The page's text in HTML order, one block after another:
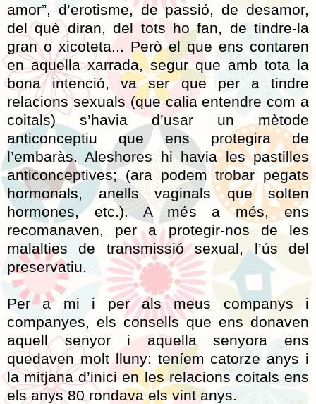
amor”, d’erotisme, de passió, de desamor,
del què diran, del tots ho fan, de tindre-la
gran o xicoteta... Però el que ens contaren
en aquella xarrada, segur que amb tota la
bona intenció, va ser que per a tindre
relacions sexuals (que calia entendre com a
coitals) s’havia d’usar un mètode
anticonceptiu que ens protegira de
l’embaràs. Aleshores hi havia les pastilles
anticonceptives; (ara podem trobar pegats
hormonals, anells vaginals que solten
hormones, etc.). A més a més, ens
recomanaven, per a protegir-nos de les
malalties de transmissió sexual, l’ús del
preservatiu.
Per a mi i per als meus companys i
companyes, els consells que ens donaven
aquell senyor i aquella senyora ens
quedaven molt lluny: teníem catorze anys i
la mitjana d’inici en les relacions coitals ens
els anys 80 rondava els vint anys.